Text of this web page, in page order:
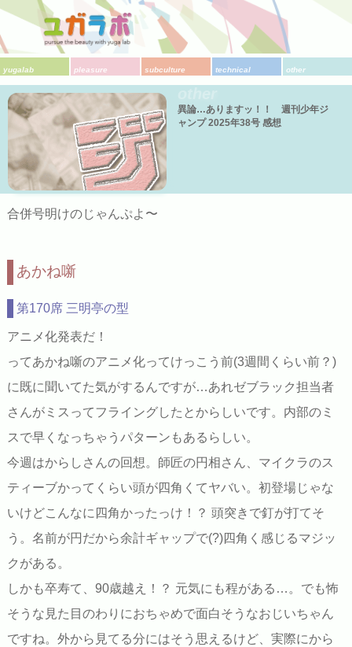
yugalab pleasure subculture technical other
異論…ありますッ！！ 週刊少年ジ
ャンプ 2025年38号 感想
合併号明けのじゃんぷよ〜
あかね噺
第170席 三明亭の型
アニメ化発表だ！
ってあかね噺のアニメ化ってけっこう前(3週間くらい前？)
に既に聞いてた気がするんですが…あれゼブラック担当者
さんがミスってフライングしたとからしいです。内部のミ
スで早くなっちゃうパターンもあるらしい。
今週はからしさんの回想。師匠の円相さん、マイクラのス
ティーブかってくらい頭が四角くてヤバい。初登場じゃな
いけどこんなに四角かったっけ！？ 頭突きで釘が打てそ
う。名前が円だから余計ギャップで(?)四角く感じるマジッ
クがある。
しかも卒寿て、90歳越え！？ 元気にも程がある…。でも怖
そうな見た目のわりにおちゃめで面白そうなおじいちゃん
ですね。外から見てる分にはそう思えるけど、実際にから